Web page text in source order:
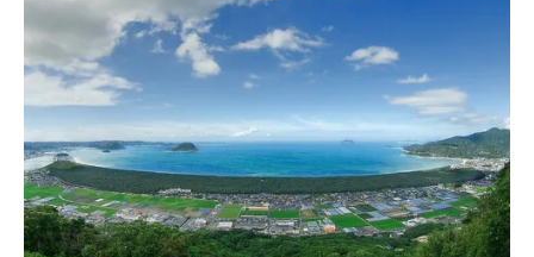
地民眾說，過去沙洲海岸約300公尺長，去年還遠在100公
尺外，但今年已經「兵臨城下」，當地民眾也非常擔心。
對此，主管單位水利署第五河川局表示，對於海岸養護都
有規劃計畫，同時也會不定期的探查，而針對北門雙春海
岸，近期將先做防護措施因應，未來再邀集相關專家學者
做長期的養護。 水利署第五河川局副局長許錫鑫說，「初
步的工法大概會以離岸潛堤或突堤部分，來做一個妥適處
理。」